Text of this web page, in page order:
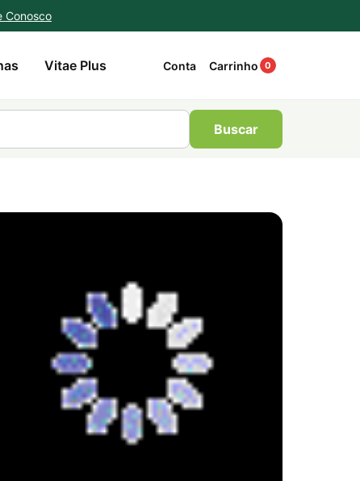
Conosco
Vitae Plus Conta Carrinho 0
Buscar